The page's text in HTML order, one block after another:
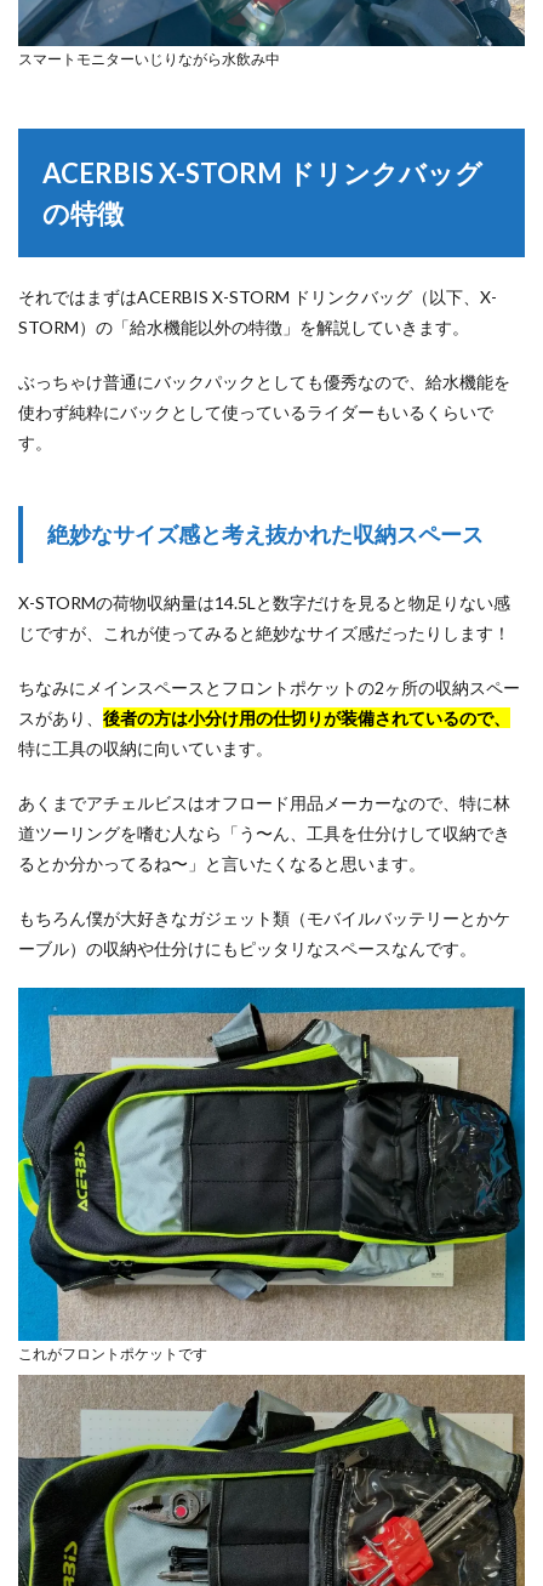
スマートモニターいじりながら水飲み中
ACERBIS X-STORM ドリンクバッグ
の特徴
それではまずはACERBIS X-STORM ドリンクバッグ（以下、X-
STORM）の「給水機能以外の特徴」を解説していきます。
ぶっちゃけ普通にバックパックとしても優秀なので、給水機能を
使わず純粋にバックとして使っているライダーもいるくらいで
す。
絶妙なサイズ感と考え抜かれた収納スペース
X-STORMの荷物収納量は14.5Lと数字だけを見ると物足りない感
じですが、これが使ってみると絶妙なサイズ感だったりします！
ちなみにメインスペースとフロントポケットの2ヶ所の収納スペー
スがあり、 後者の方は小分け用の仕切りが装備されているので、
特に工具の収納に向いています。
あくまでアチェルビスはオフロード用品メーカーなので、特に林
道ツーリングを嗜む人なら「う〜ん、工具を仕分けして収納でき
るとか分かってるね〜」と言いたくなると思います。
もちろん僕が大好きなガジェット類（モバイルバッテリーとかケ
ーブル）の収納や仕分けにもピッタリなスペースなんです。
これがフロントポケットです